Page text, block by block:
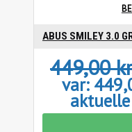
ABUS SMILEY 3.0
449,00
var: